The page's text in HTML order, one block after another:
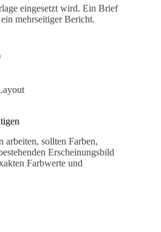
eingesetzt wird. Ein Brief
mehrseitiger Bericht.
arbeiten, sollten Farben,
Erscheinungsbild
Farbwerte und